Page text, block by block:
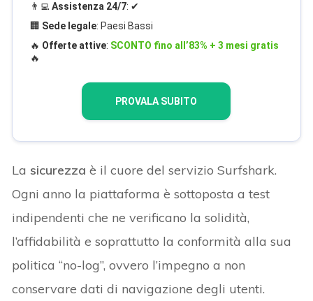
👨‍💻Assistenza 24/7: ✔
🏢 Sede legale: Paesi Bassi
🔥 Offerte attive: SCONTO fino all’83% + 3 mesi gratis
🔥
PROVALA SUBITO
La sicurezzaè il cuore del servizio Surfshark.
Ogni anno la piattaforma è sottoposta a test
indipendenti che ne verificano la solidità,
l’affidabilità e soprattutto la conformità alla sua
politica “no-log”, ovvero l’impegno a non
conservare dati di navigazione degli utenti.